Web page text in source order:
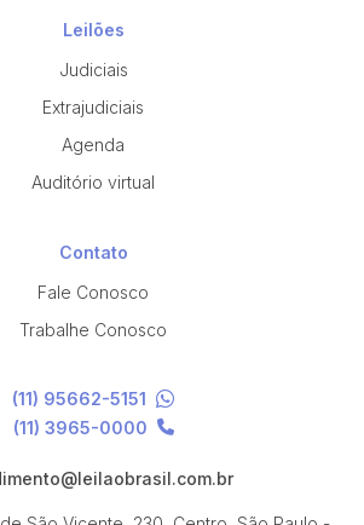
Leilões
Judiciais
Extrajudiciais
Agenda
Auditório virtual
Contato
Fale Conosco
Trabalhe Conosco
(11) 95662-5151
(11) 3965-0000